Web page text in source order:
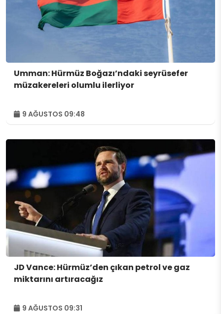
Umman: Hürmüz Boğazı’ndaki seyrüsefer
müzakereleri olumlu ilerliyor
9 AĞUSTOS 09:48
JD Vance: Hürmüz’den çıkan petrol ve gaz
miktarını artıracağız
9 AĞUSTOS 09:31